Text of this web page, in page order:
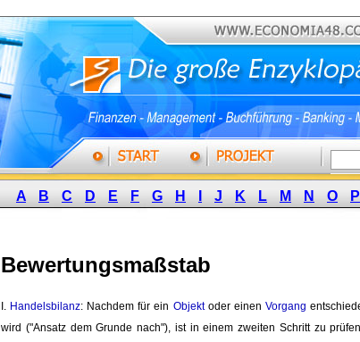
A B C D E F G H J K L M N O P
Bewertungsmaßstab
I. Handelsbilanz: Nachdem für ein Objektoder einen Vorgang
wird ("Ansatz dem Grunde nach"), ist in einem zweiten Schritt zu